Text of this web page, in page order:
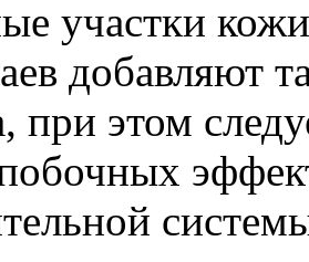
участки
добавляют
при этом